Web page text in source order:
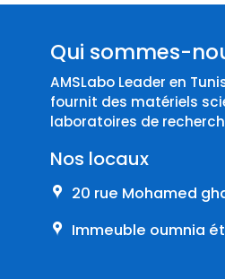
Qui sommes-
AMSLabo Leader en
fournit des matériels
laboratoires de
Nos locaux
20 rue Mohamed
Immeuble oumnia